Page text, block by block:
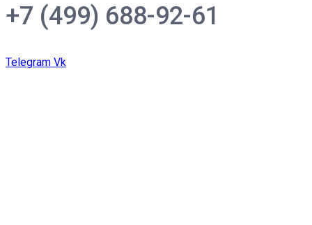
+7 (499) 688-92-61
Telegram Vk